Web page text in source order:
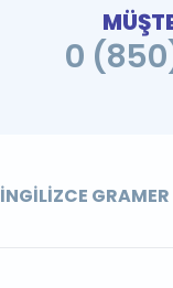
0
İNGILIZCE GRAMER